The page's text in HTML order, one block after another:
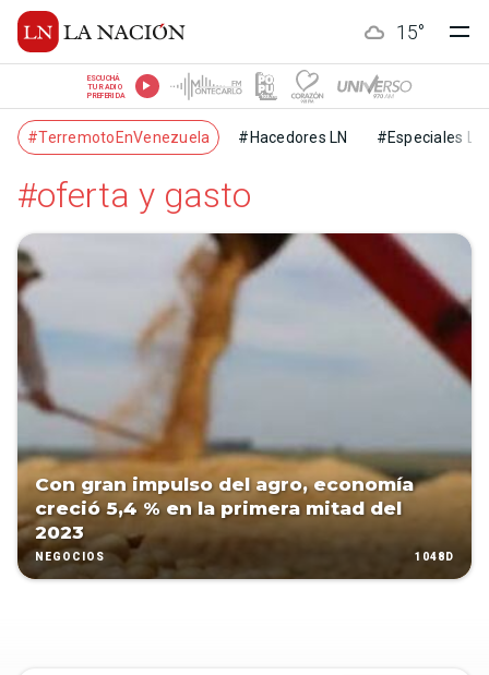
15°
ESCUCHÁ
TU RADIO
PREFERIDA
#TerremotoEnVenezuela #Hacedores LN #Especiales LN
#oferta y gasto
Con gran impulso del agro, economía
creció 5,4 % en la primera mitad del
2023
NEGOCIOS 1048D